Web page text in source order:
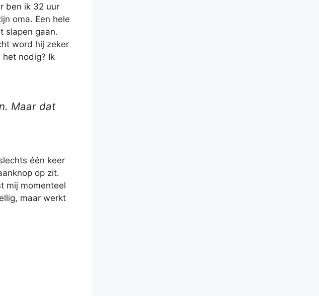
ben ik 32 uur
oma. Een hele
slapen gaan.
word hij zeker
nodig? Ik
Maar dat
één keer
op zit.
mij momenteel
maar werkt